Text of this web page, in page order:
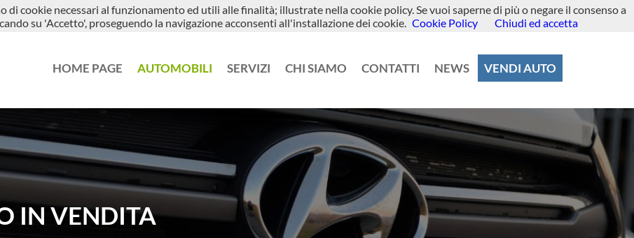
G. Leopardi, 7 - 24066 Pedrengo BG +39 3343696573
HOME PAGE AUTOMOBILI SERVIZI CHI SIAMO CONTATTI NEWS VENDI AUTO
IN VENDITA
cookie necessari al funzionamento ed utili alle finalità; illustrate nella cookie policy. Se vuoi saperne di più o negare il consenso a
su 'Accetto', proseguendo la navigazione acconsenti all'installazione dei cookie. Cookie Policy Chiudi ed accetta